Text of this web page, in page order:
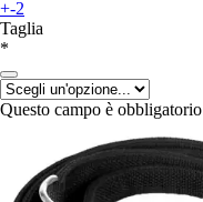
+-2
Taglia
*
Questo campo è obbligatorio